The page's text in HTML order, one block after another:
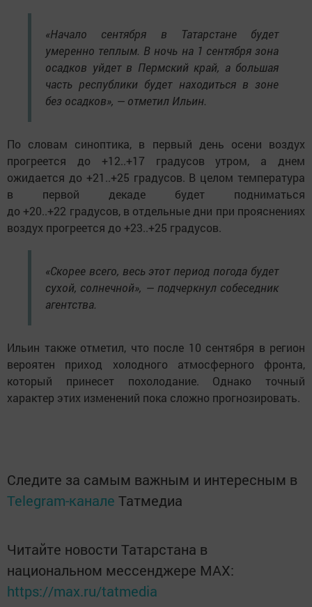
«Начало сентября в Татарстане будет
умеренно теплым. В ночь на 1 сентября зона
осадков уйдет в Пермский край, а большая
часть республики будет находиться в зоне
без осадков», — отметил Ильин.
По словам синоптика, в первый день осени воздух
прогреется до +12..+17 градусов утром, а днем
ожидается до +21..+25 градусов. В целом температура
в первой декаде будет подниматься
до +20..+22 градусов, в отдельные дни при прояснениях
воздух прогреется до +23..+25 градусов.
«Скорее всего, весь этот период погода будет
сухой, солнечной», — подчеркнул собеседник
агентства.
Ильин также отметил, что после 10 сентября в регион
вероятен приход холодного атмосферного фронта,
который принесет похолодание. Однако точный
характер этих изменений пока сложно прогнозировать.
Следите за самым важным и интересным в
Telegram-канале Татмедиа
Читайте новости Татарстана в
национальном мессенджере MАХ:
https://max.ru/tatmedia